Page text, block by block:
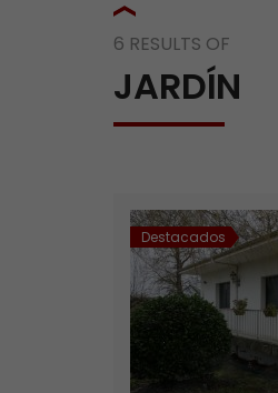
6 RESULTS OF
JARDÍN
Destacados